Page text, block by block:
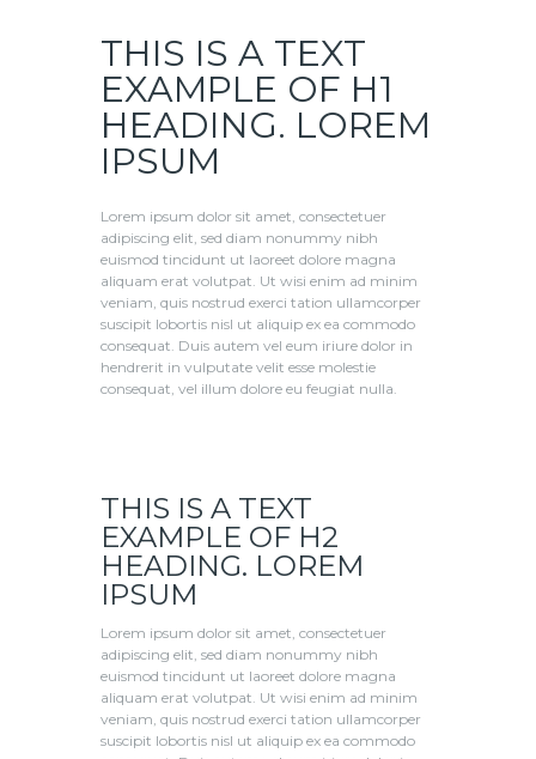
THIS IS A TEXT
EXAMPLE OF H1
HEADING. LOREM
IPSUM
Lorem ipsum dolor sit amet, consectetuer
adipiscing elit, sed diam nonummy nibh
euismod tincidunt ut laoreet dolore magna
aliquam erat volutpat. Ut wisi enim ad minim
veniam, quis nostrud exerci tation ullamcorper
suscipit lobortis nisl ut aliquip ex ea commodo
consequat. Duis autem vel eum iriure dolor in
hendrerit in vulputate velit esse molestie
consequat, vel illum dolore eu feugiat nulla.
THIS IS A TEXT
EXAMPLE OF H2
HEADING. LOREM
IPSUM
Lorem ipsum dolor sit amet, consectetuer
adipiscing elit, sed diam nonummy nibh
euismod tincidunt ut laoreet dolore magna
aliquam erat volutpat. Ut wisi enim ad minim
veniam, quis nostrud exerci tation ullamcorper
suscipit lobortis nisl ut aliquip ex ea commodo